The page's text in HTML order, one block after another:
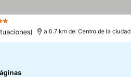
Ver precios
a 0.7 km de: Centro de la ciudad